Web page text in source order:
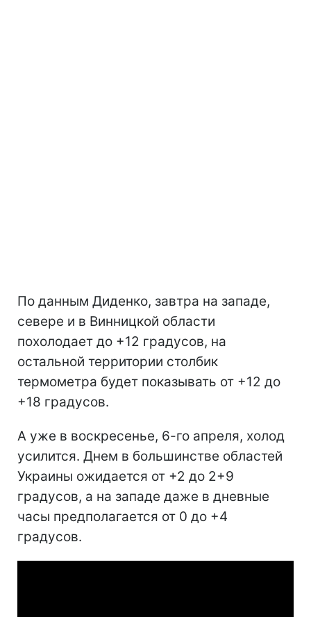
По данным Диденко, завтра на западе,
севере и в Винницкой области
похолодает до +12 градусов, на
остальной территории столбик
термометра будет показывать от +12 до
+18 градусов.
А уже в воскресенье, 6-го апреля, холод
усилится. Днем в большинстве областей
Украины ожидается от +2 до 2+9
градусов, а на западе даже в дневные
часы предполагается от 0 до +4
градусов.